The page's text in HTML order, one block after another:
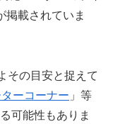
掲載されていま
その目安と捉えて
ーコーナー 」等
可能性もありま